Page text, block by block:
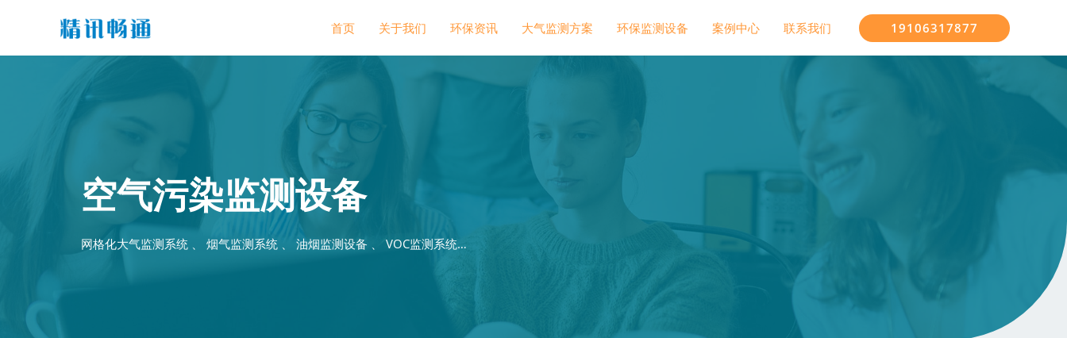
首页 关于我们 环保资讯 大气监测方案 环保监测设备 案例中心 联系我们 19106317877
空气污染监测设备
网格化大气监测系统 、 烟气监测系统 、 油烟监测设备 、 VOC监测系统…